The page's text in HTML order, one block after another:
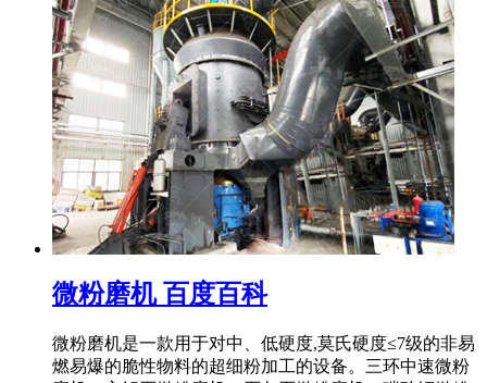
微粉磨机 百度百科
微粉磨机是一款用于对中、低硬度,莫氏硬度≤7级的非易
燃易爆的脆性物料的超细粉加工的设备。三环中速微粉